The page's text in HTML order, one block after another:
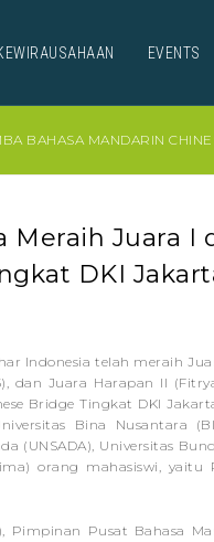
EVENTS
BAHASA MANDARIN
Meraih Juara I
DKI
Indonesia telah meraih
dan Juara Harapan II
Bridge Tingkat DKI
Bina Nusantara
(UNSADA), Universitas
orang mahasiswi,
Pimpinan Pusat Bahasa